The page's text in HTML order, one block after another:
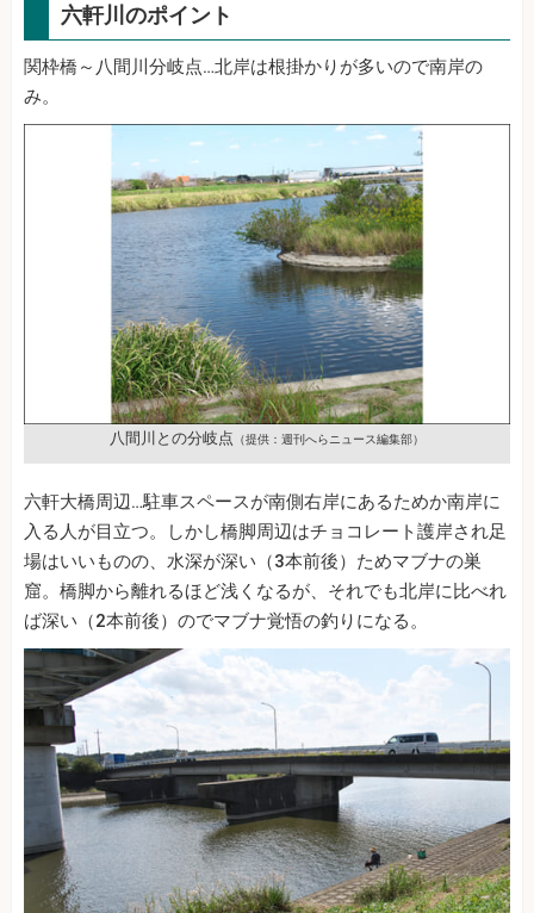
六軒川のポイント
関枠橋～八間川分岐点…北岸は根掛かりが多いので南岸の
み。
八間川との分岐点 （提供：週刊へらニュース編集部）
六軒大橋周辺…駐車スペースが南側右岸にあるためか南岸に
入る人が目立つ。しかし橋脚周辺はチョコレート護岸され足
場はいいものの、水深が深い（3本前後）ためマブナの巣
窟。橋脚から離れるほど浅くなるが、それでも北岸に比べれ
ば深い（2本前後）のでマブナ覚悟の釣りになる。